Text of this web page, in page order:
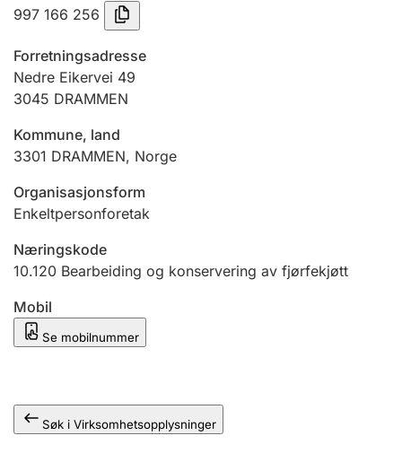
Tinglysing
Jeger
Ektepaktveileder
Offentlig sektor
Andre tema
997 166 256
Forretningsadresse
Nedre Eikervei 49
3045 DRAMMEN
Kommune, land
3301 DRAMMEN, Norge
Organisasjonsform
Enkeltpersonforetak
Næringskode
10.120 Bearbeiding og konservering av fjørfekjøtt
Mobil
Se mobilnummer
Søk i Virksomhetsopplysninger